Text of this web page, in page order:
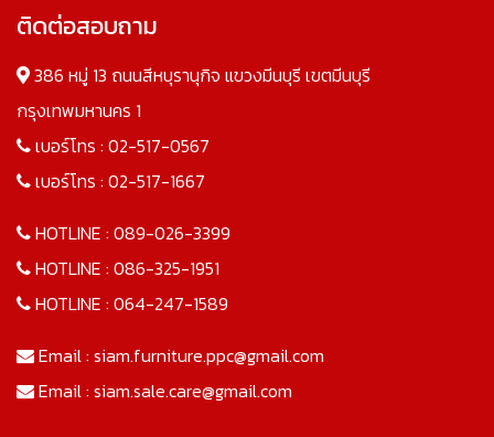
ติดต่อสอบถาม
386 หมู่ 13 ถนนสีหบุรานุกิจ แขวงมีนบุรี เขตมีนบุรี
กรุงเทพมหานคร 1
เบอร์โทร : 02-517-0567
เบอร์โทร : 02-517-1667
HOTLINE : 089-026-3399
HOTLINE : 086-325-1951
HOTLINE : 064-247-1589
Email : siam.furniture.ppc@gmail.com
Email : siam.sale.care@gmail.com